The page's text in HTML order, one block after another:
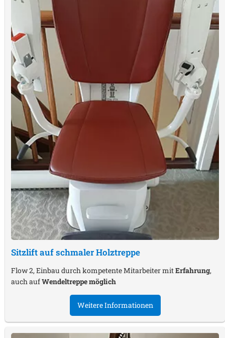
Sitzlift auf schmaler Holztreppe
Flow 2, Einbau durch kompetente Mitarbeiter mitErfahrung,
auch aufWendeltreppe möglich
Weitere Informationen